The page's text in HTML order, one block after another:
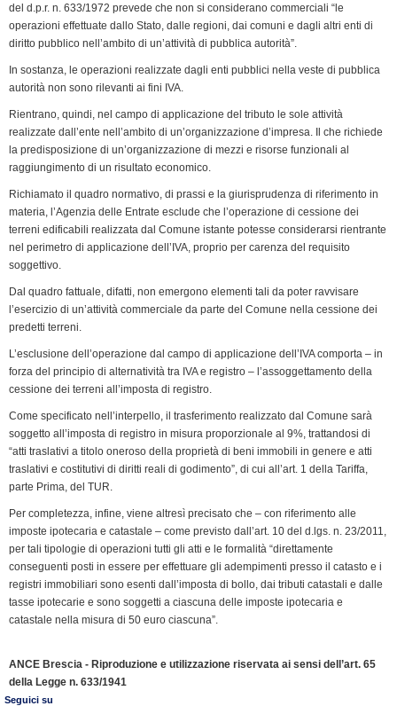
del d.p.r. n. 633/1972 prevede che non si considerano commerciali “le
operazioni effettuate dallo Stato, dalle regioni, dai comuni e dagli altri enti di
diritto pubblico nell’ambito di un’attività di pubblica autorità”.
In sostanza, le operazioni realizzate dagli enti pubblici nella veste di pubblica
autorità non sono rilevanti ai fini IVA.
Rientrano, quindi, nel campo di applicazione del tributo le sole attività
realizzate dall’ente nell’ambito di un’organizzazione d’impresa. Il che richiede
la predisposizione di un’organizzazione di mezzi e risorse funzionali al
raggiungimento di un risultato economico.
Richiamato il quadro normativo, di prassi e la giurisprudenza di riferimento in
materia, l’Agenzia delle Entrate esclude che l’operazione di cessione dei
terreni edificabili realizzata dal Comune istante potesse considerarsi rientrante
nel perimetro di applicazione dell’IVA, proprio per carenza del requisito
soggettivo.
Dal quadro fattuale, difatti, non emergono elementi tali da poter ravvisare
l’esercizio di un’attività commerciale da parte del Comune nella cessione dei
predetti terreni.
L’esclusione dell’operazione dal campo di applicazione dell’IVA comporta – in
forza del principio di alternatività tra IVA e registro – l’assoggettamento della
cessione dei terreni all’imposta di registro.
Come specificato nell’interpello, il trasferimento realizzato dal Comune sarà
soggetto all’imposta di registro in misura proporzionale al 9%, trattandosi di
“atti traslativi a titolo oneroso della proprietà di beni immobili in genere e atti
traslativi e costitutivi di diritti reali di godimento”, di cui all’art. 1 della Tariffa,
parte Prima, del TUR.
Per completezza, infine, viene altresì precisato che – con riferimento alle
imposte ipotecaria e catastale – come previsto dall’art. 10 del d.lgs. n. 23/2011,
per tali tipologie di operazioni tutti gli atti e le formalità “direttamente
conseguenti posti in essere per effettuare gli adempimenti presso il catasto e i
registri immobiliari sono esenti dall’imposta di bollo, dai tributi catastali e dalle
tasse ipotecarie e sono soggetti a ciascuna delle imposte ipotecaria e
catastale nella misura di 50 euro ciascuna”.
ANCE Brescia - Riproduzione e utilizzazione riservata ai sensi dell’art. 65
della Legge n. 633/1941
Seguici su